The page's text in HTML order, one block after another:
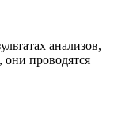
анализов,
проводятся